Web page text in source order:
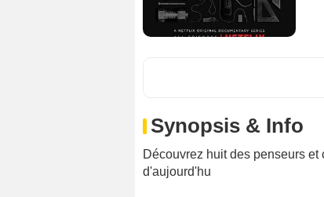
Synopsis & Info
Découvrez huit des penseurs
d'aujourd'hu